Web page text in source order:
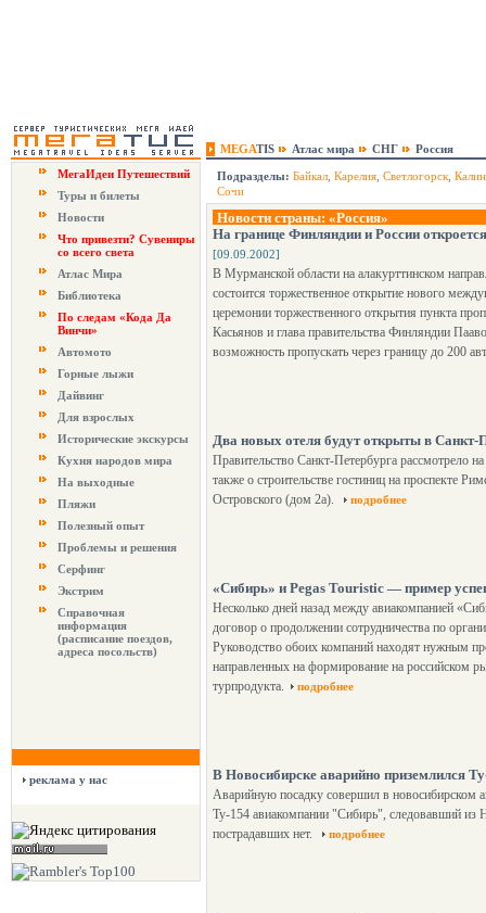
MEGATIS Атлас мира СНГ
Россия
МегаИдеи Путешествий
Туры и билеты
Новости
Что привезти? Сувениры
со всего света
Атлас Мира
Библиотека
По следам «Кода Да
Винчи»
Автомото
Горные лыжи
Дайвинг
Для взрослых
Исторические экскурсы
Кухня народов мира
На выходные
Пляжи
Полезный опыт
Проблемы и решения
Серфинг
Экстрим
Справочная
информация
(расписание поездов,
адреса посольств)
реклама у нас
Подразделы: Байкал Карелия Светлогорск
Сочи
Новости страны: «Россия»
На границе Финляндии и России
[09.09.2002]
В Мурманской области на алакурттинском
состоится торжественное открытие нового
церемонии торжественного открытия пункта
Касьянов и глава правительства Финляндии
возможность пропускать через границу до 200
Два новых отеля будут открыты в Санкт-
Правительство Санкт-Петербурга рассмотрело
также о строительстве гостиниц на проспекте
Островского (дом 2а).
подробнее
«Сибирь» и Pegas Touristic — пример
Несколько дней назад между авиакомпанией
договор о продолжении сотрудничества по
Руководство обоих компаний находят нужным
направленных на формирование на российском
турпродукта.
подробнее
В Новосибирске аварийно приземлился
Аварийную посадку совершил в новосибирском
Ту-154 авиакомпании "Сибирь", следовавший из
пострадавших нет.
подробнее